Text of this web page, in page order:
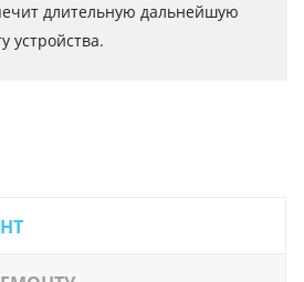
длительную дальнейшую
устройства.